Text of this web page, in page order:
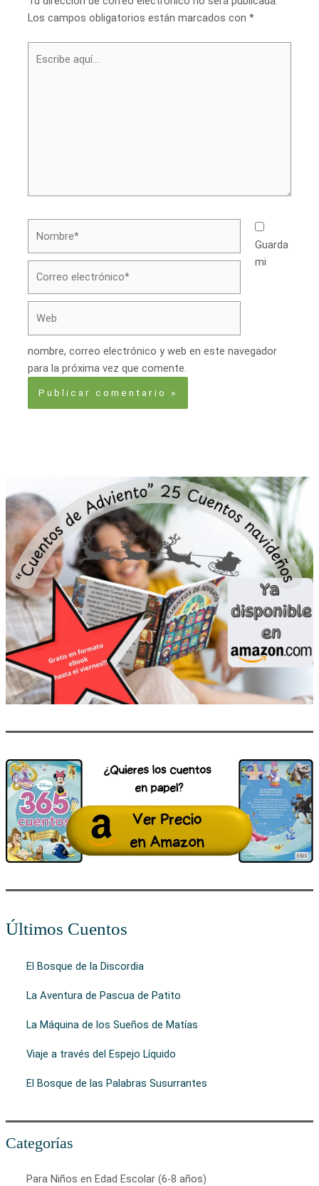
Los campos obligatorios están marcados con*
aquí...
Guarda
mi
nombre, correo electrónico y web en este navegador
para la próxima vez que comente.
Últimos Cuentos
El Bosque de la Discordia
La Aventura de Pascua de Patito
La Máquina de los Sueños de Matías
Viaje a través del Espejo Líquido
El Bosque de las Palabras Susurrantes
Categorías
Para Niños en Edad Escolar (6-8 años)